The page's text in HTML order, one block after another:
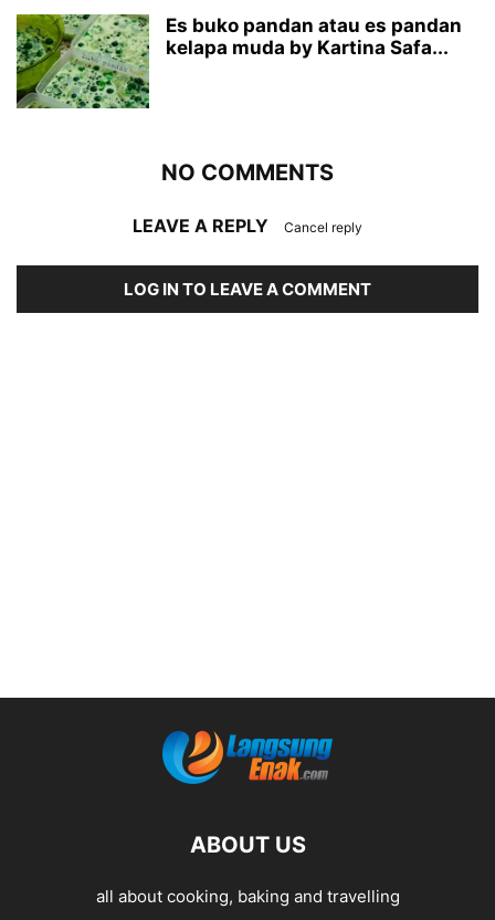
Es buko pandan atau es pandan
kelapa muda by Kartina Safa...
NO COMMENTS
LEAVE A REPLY Cancel reply
LOG IN TO LEAVE A COMMENT
ABOUT US
all about cooking, baking and travelling